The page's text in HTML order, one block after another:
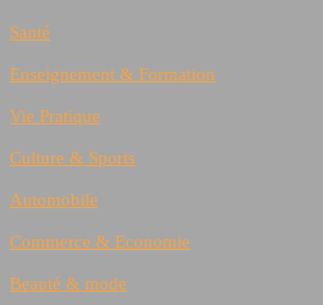
Santé
Enseignement & Formation
Vie Pratique
Culture & Sports
Automobile
Commerce & Economie
Beauté & mode